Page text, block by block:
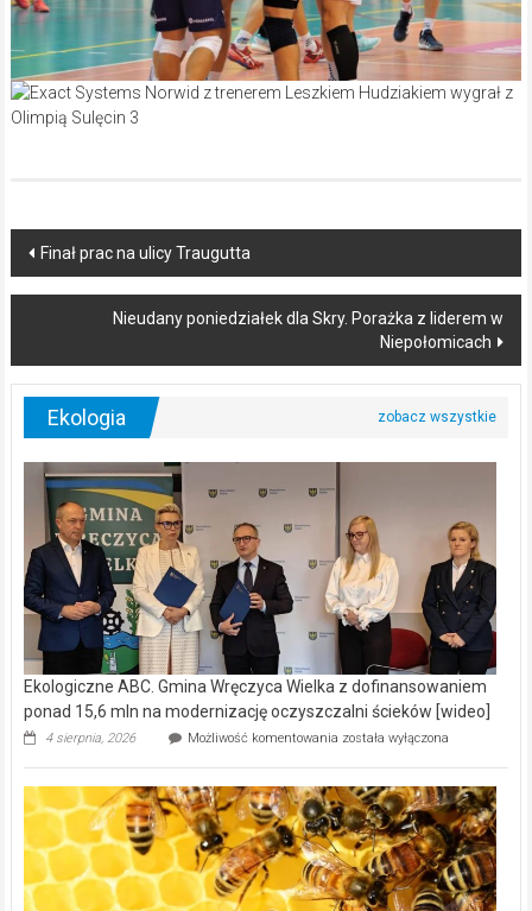
Post
navigation
Finał prac na ulicy Traugutta
Nieudany poniedziałek dla Skry. Porażka z liderem w
Niepołomicach
Ekologia
Ekologiczne ABC. Gmina Wręczyca Wielka z dofinansowaniem
ponad 15,6 mln na modernizację oczyszczalni ścieków [wideo]
4 sierpnia, 2026 Możliwość komentowania Ekologiczne
Wręczyca
Wielka
z
dofinansowaniem
ponad
15,6
mln
została wyłączona